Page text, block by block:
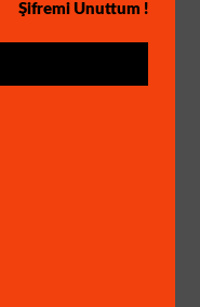
Desteği
Şifremi Unuttum !